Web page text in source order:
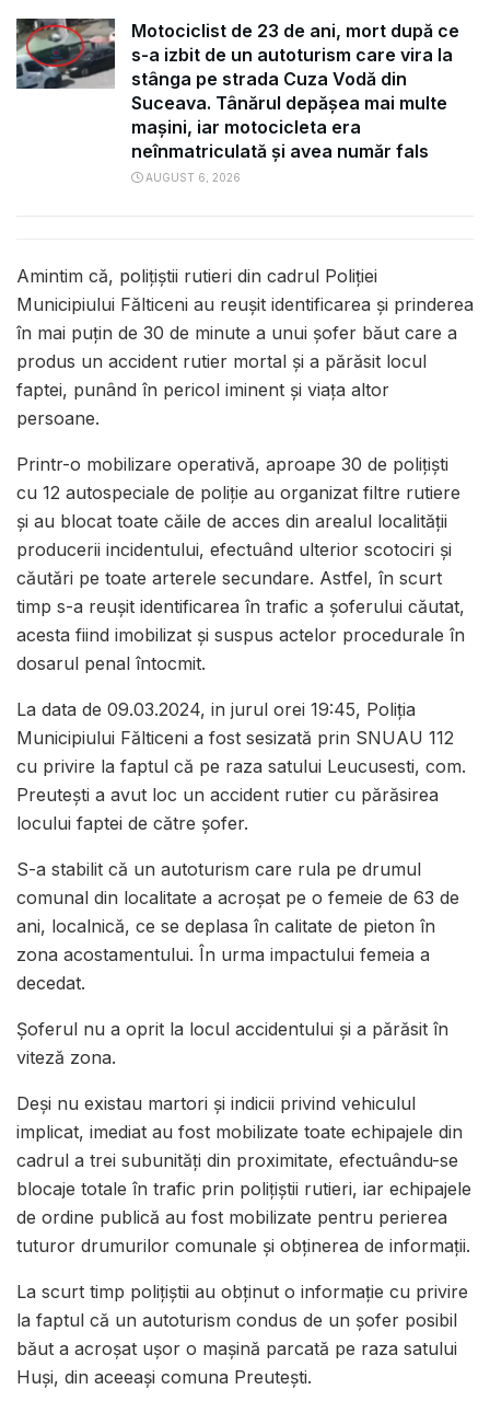
Motociclist de 23 de ani, mort după ce
s-a izbit de un autoturism care vira la
stânga pe strada Cuza Vodă din
Suceava. Tânărul depășea mai multe
mașini, iar motocicleta era
neînmatriculată și avea număr fals
AUGUST 6, 2026
Amintim că, polițiștii rutieri din cadrul Poliției
Municipiului Fălticeni au reușit identificarea și prinderea
în mai puțin de 30 de minute a unui șofer băut care a
produs un accident rutier mortal și a părăsit locul
faptei, punând în pericol iminent și viața altor
persoane.
Printr-o mobilizare operativă, aproape 30 de polițiști
cu 12 autospeciale de poliție au organizat filtre rutiere
și au blocat toate căile de acces din arealul localității
producerii incidentului, efectuând ulterior scotociri și
căutări pe toate arterele secundare. Astfel, în scurt
timp s-a reușit identificarea în trafic a șoferului căutat,
acesta fiind imobilizat și suspus actelor procedurale în
dosarul penal întocmit.
La data de 09.03.2024, in jurul orei 19:45, Poliția
Municipiului Fălticeni a fost sesizată prin SNUAU 112
cu privire la faptul că pe raza satului Leucusesti, com.
Preutești a avut loc un accident rutier cu părăsirea
locului faptei de către șofer.
S-a stabilit că un autoturism care rula pe drumul
comunal din localitate a acroșat pe o femeie de 63 de
ani, localnică, ce se deplasa în calitate de pieton în
zona acostamentului. În urma impactului femeia a
decedat.
Șoferul nu a oprit la locul accidentului și a părăsit în
viteză zona.
Deși nu existau martori și indicii privind vehiculul
implicat, imediat au fost mobilizate toate echipajele din
cadrul a trei subunități din proximitate, efectuându-se
blocaje totale în trafic prin polițiștii rutieri, iar echipajele
de ordine publică au fost mobilizate pentru perierea
tuturor drumurilor comunale și obținerea de informații.
La scurt timp polițiștii au obținut o informație cu privire
la faptul că un autoturism condus de un șofer posibil
băut a acroșat ușor o mașină parcată pe raza satului
Huși, din aceeași comuna Preutești.